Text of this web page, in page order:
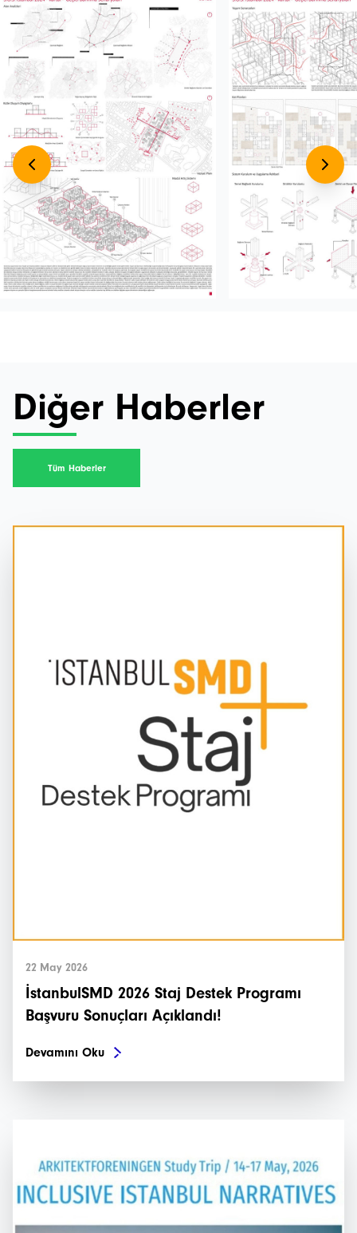
Diğer Haberler
Tüm Haberler
22 May 2026
İstanbulSMD 2026 Staj Destek Programı
Başvuru Sonuçları Açıklandı!
Devamını Oku